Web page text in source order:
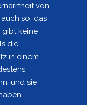
von
so, das
gibt keine
die
in einem
und sie